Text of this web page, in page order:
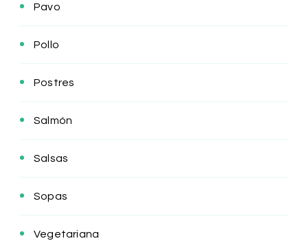
Pavo
Pollo
Postres
Salmón
Salsas
Sopas
Vegetariana